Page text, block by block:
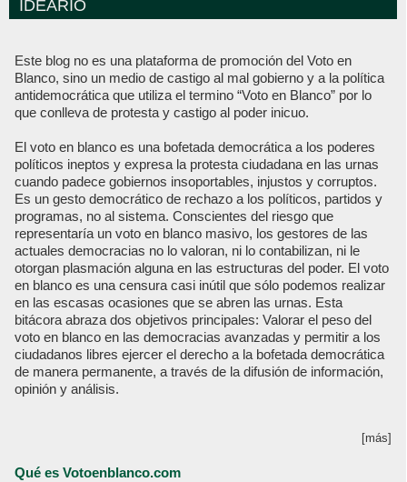
IDEARIO
Este blog no es una plataforma de promoción del Voto en
Blanco, sino un medio de castigo al mal gobierno y a la política
antidemocrática que utiliza el termino “Voto en Blanco” por lo
que conlleva de protesta y castigo al poder inicuo.
El voto en blanco es una bofetada democrática a los poderes
políticos ineptos y expresa la protesta ciudadana en las urnas
cuando padece gobiernos insoportables, injustos y corruptos.
Es un gesto democrático de rechazo a los políticos, partidos y
programas, no al sistema. Conscientes del riesgo que
representaría un voto en blanco masivo, los gestores de las
actuales democracias no lo valoran, ni lo contabilizan, ni le
otorgan plasmación alguna en las estructuras del poder. El voto
en blanco es una censura casi inútil que sólo podemos realizar
en las escasas ocasiones que se abren las urnas. Esta
bitácora abraza dos objetivos principales: Valorar el peso del
voto en blanco en las democracias avanzadas y permitir a los
ciudadanos libres ejercer el derecho a la bofetada democrática
de manera permanente, a través de la difusión de información,
opinión y análisis.
[más]
Qué es Votoenblanco.com